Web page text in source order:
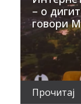
– о
говори
Прочитај